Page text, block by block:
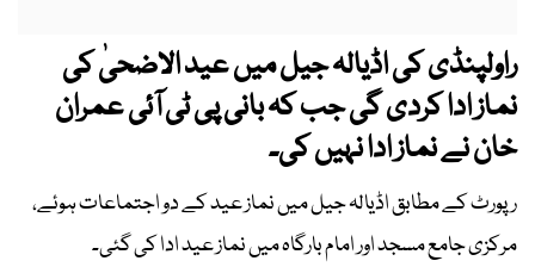
راولپنڈی کی اڈیالہ جیل میں عید الاضحیٰ کی
نماز ادا کردی گی جب کہ بانی پی ٹی آئی عمران
خان نے نماز ادا نہیں کی۔
رپورٹ کے مطابق اڈیالہ جیل میں نماز عید کے دو اجتماعات ہوئے،
مرکزی جامع مسجد اور امام بارگاہ میں نماز عید ادا کی گئی۔